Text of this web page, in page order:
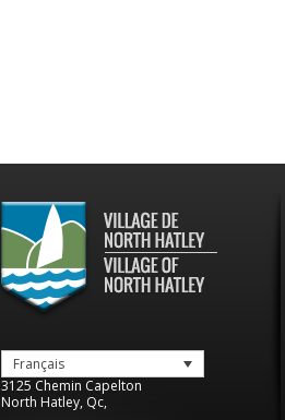
Français
3125 Chemin Capelton
North Hatley, Qc,